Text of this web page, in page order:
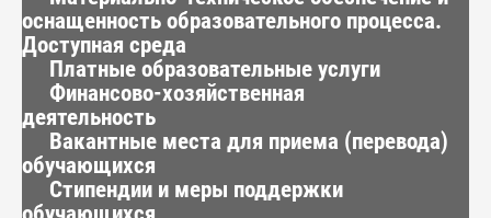
оснащенность образовательного процесса.
Доступная среда
Платные образовательные услуги
Финансово-хозяйственная
деятельность
Вакантные места для приема (перевода)
обучающихся
Стипендии и меры поддержки